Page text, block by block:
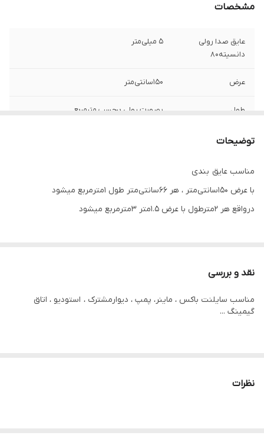
مشخصات
عایق صدا رولی
دانسیته۸۰
۵ میلی‌متر
عرض ۱۵۰سانتی‌متر
طول بصورت رولی برحسب مترمربع
توضیحات
مناسب عایق بندی
با عرض ۱۵۰سانتی‌متر ، هر ۶۶سانتی‌متر طول ۱مترمربع میشود
درواقع هر ۲مترطول با عرض ۱.۵متر ۳مترمربع میشود
نقد و بررسی
مناسب سایلنت باکس ، ماینر، پمپ ، دیوارمشترک ، استودیو ، اتاق
گیمینگ ...
نظرات